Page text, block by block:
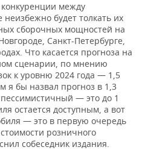
между
будет толкать их
сборочных мощностей на
Санкт-Петербурге,
Что касается прогноза на
сценарии, по мнению
к уровню 2024 года — 1,5
я бы назвал прогноз в 1,3
— это до 1
остается доступным, а вот
— это в первую очередь
розничного
собеседник издания.